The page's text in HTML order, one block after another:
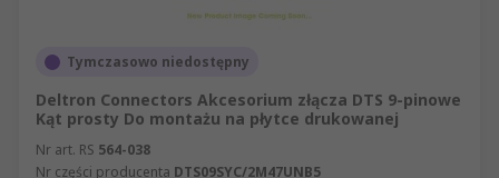
Tymczasowo niedostępny
Deltron Connectors Akcesorium złącza DTS 9-pinowe
Kąt prosty Do montażu na płytce drukowanej
Nr art. RS 564-038
Nr części producenta DTS09SYC/2M47UNB5